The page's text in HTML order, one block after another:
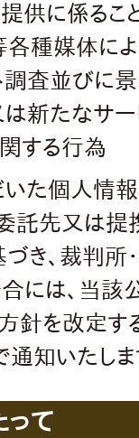
供に係るこ
各種媒体に
調査並びに
新たなサー
する行為
いた個人情
託先又は
づき、裁判
には、当該
針を改定す
知いたしま
て